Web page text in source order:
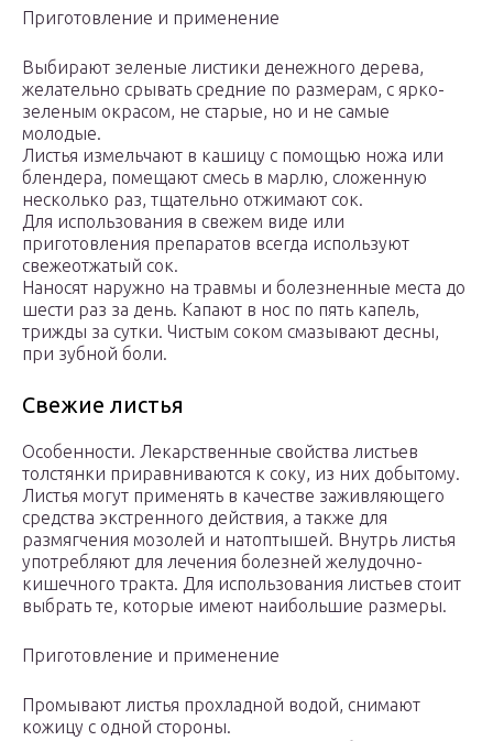
Приготовление и применение
Выбирают зеленые листики денежного дерева,
желательно срывать средние по размерам, с ярко-
зеленым окрасом, не старые, но и не самые
молодые.
Листья измельчают в кашицу с помощью ножа или
блендера, помещают смесь в марлю, сложенную
несколько раз, тщательно отжимают сок.
Для использования в свежем виде или
приготовления препаратов всегда используют
свежеотжатый сок.
Наносят наружно на травмы и болезненные места до
шести раз за день. Капают в нос по пять капель,
трижды за сутки. Чистым соком смазывают десны,
при зубной боли.
Свежие листья
Особенности. Лекарственные свойства листьев
толстянки приравниваются к соку, из них добытому.
Листья могут применять в качестве заживляющего
средства экстренного действия, а также для
размягчения мозолей и натоптышей. Внутрь листья
употребляют для лечения болезней желудочно-
кишечного тракта. Для использования листьев стоит
выбрать те, которые имеют наибольшие размеры.
Приготовление и применение
Промывают листья прохладной водой, снимают
кожицу с одной стороны.